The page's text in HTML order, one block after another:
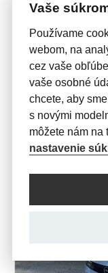
TOTO
Vaše
Používame
webom, na
cez vaše
vaše osobné
chcete, aby
s novými
môžete nám
nastavenie